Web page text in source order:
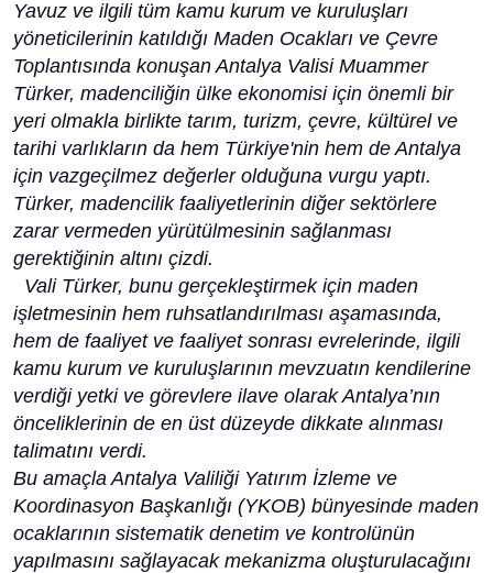
Yavuz ve ilgili tüm kamu kurum ve kuruluşları
yöneticilerinin katıldığı Maden Ocakları ve Çevre
Toplantısında konuşan Antalya Valisi Muammer
Türker, madenciliğin ülke ekonomisi için önemli bir
yeri olmakla birlikte tarım, turizm, çevre, kültürel ve
tarihi varlıkların da hem Türkiye'nin hem de Antalya
için vazgeçilmez değerler olduğuna vurgu yaptı.
Türker, madencilik faaliyetlerinin diğer sektörlere
zarar vermeden yürütülmesinin sağlanması
gerektiğinin altını çizdi.
Vali Türker, bunu gerçekleştirmek için maden
işletmesinin hem ruhsatlandırılması aşamasında,
hem de faaliyet ve faaliyet sonrası evrelerinde, ilgili
kamu kurum ve kuruluşlarının mevzuatın kendilerine
verdiği yetki ve görevlere ilave olarak Antalya’nın
önceliklerinin de en üst düzeyde dikkate alınması
talimatını verdi.
Bu amaçla Antalya Valiliği Yatırım İzleme ve
Koordinasyon Başkanlığı (YKOB) bünyesinde maden
ocaklarının sistematik denetim ve kontrolünün
yapılmasını sağlayacak mekanizma oluşturulacağını